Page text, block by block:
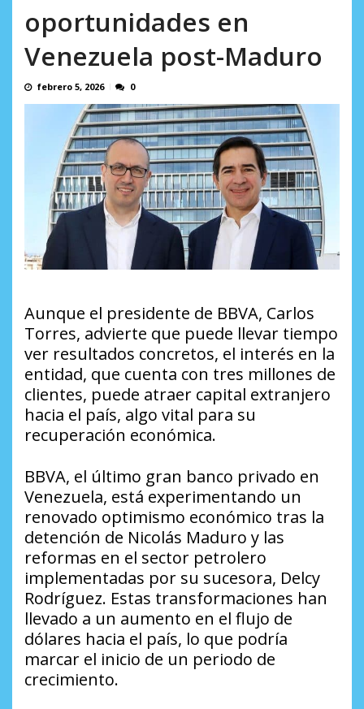
oportunidades en
Venezuela post-Maduro
febrero 5, 2026 0
Aunque el presidente de BBVA, Carlos
Torres, advierte que puede llevar tiempo
ver resultados concretos, el interés en la
entidad, que cuenta con tres millones de
clientes, puede atraer capital extranjero
hacia el país, algo vital para su
recuperación económica.
BBVA, el último gran banco privado en
Venezuela, está experimentando un
renovado optimismo económico tras la
detención de Nicolás Maduro y las
reformas en el sector petrolero
implementadas por su sucesora, Delcy
Rodríguez. Estas transformaciones han
llevado a un aumento en el flujo de
dólares hacia el país, lo que podría
marcar el inicio de un periodo de
crecimiento.